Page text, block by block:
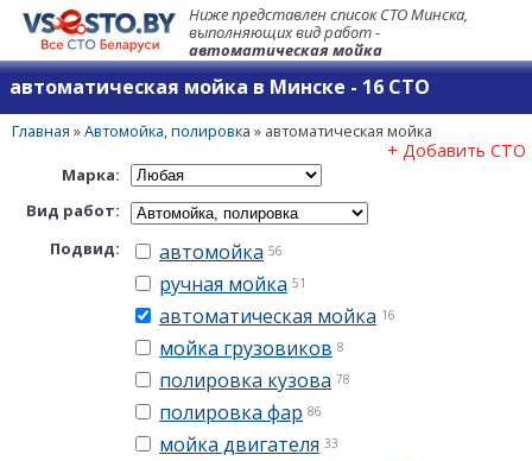
Ниже представлен список СТО Минска,
выполняющих вид работ -
автоматическая мойка
автоматическая мойка в Минске - 16 СТО
Главная »Автомойка, полировка » автоматическая мойка
+ Добавить СТО
Марка:
Вид работ:
Подвид:
автомойка 56
ручная мойка 51
автоматическая мойка 16
мойка грузовиков 8
полировка кузова 78
полировка фар 86
мойка двигателя 33